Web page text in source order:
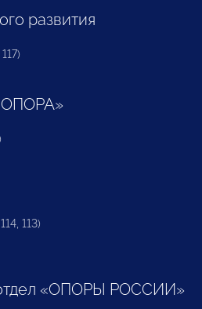
развития
113)
«ОПОРЫ РОССИИ»